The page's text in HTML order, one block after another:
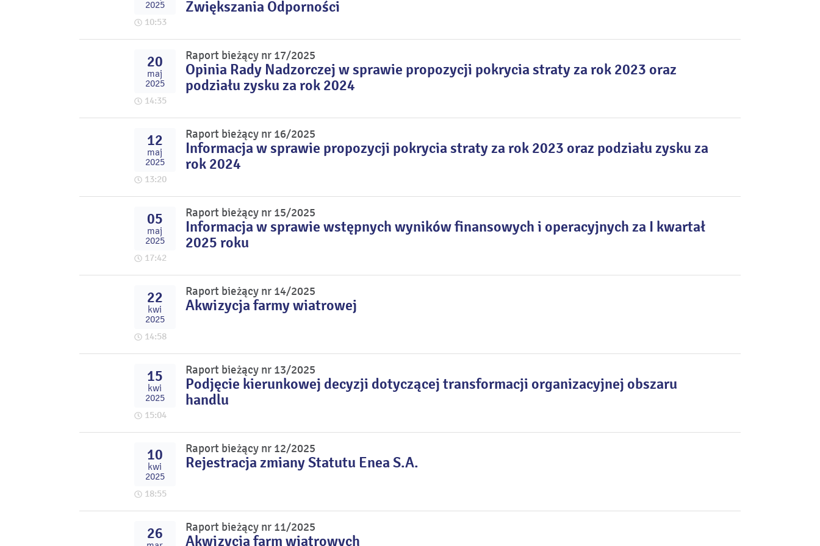
2025
10:53
Zwiększania Odporności
20
maj
2025
14:35
Raport bieżący nr 17/2025
Opinia Rady Nadzorczej w sprawie propozycji pokrycia straty za rok 2023 oraz
podziału zysku za rok 2024
12
maj
2025
13:20
Raport bieżący nr 16/2025
Informacja w sprawie propozycji pokrycia straty za rok 2023 oraz podziału zysku za
rok 2024
05
maj
2025
17:42
Raport bieżący nr 15/2025
Informacja w sprawie wstępnych wyników finansowych i operacyjnych za I kwartał
2025 roku
22
kwi
2025
14:58
Raport bieżący nr 14/2025
Akwizycja farmy wiatrowej
15
kwi
2025
15:04
Raport bieżący nr 13/2025
Podjęcie kierunkowej decyzji dotyczącej transformacji organizacyjnej obszaru
handlu
10
kwi
2025
18:55
Raport bieżący nr 12/2025
Rejestracja zmiany Statutu Enea S.A.
26 Raport bieżący nr 11/2025
Akwizycja farm wiatrowych